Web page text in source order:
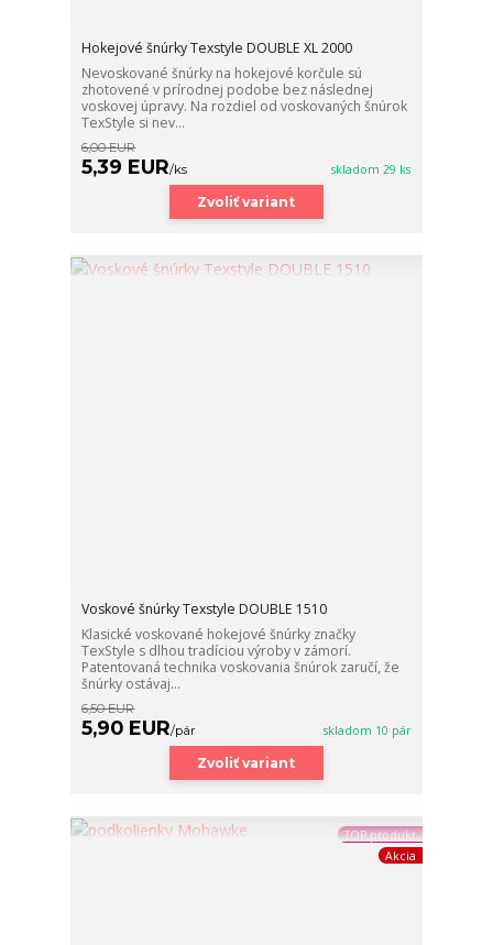
Hokejové šnúrky Texstyle DOUBLE XL 2000
Nevoskované šnúrky na hokejové korčule sú
zhotovené v prírodnej podobe bez následnej
voskovej úpravy. Na rozdiel od voskovaných šnúrok
TexStyle si nev...
6,00 EUR
5,39 EUR/ks skladom 29 ks
Zvoliť variant
Voskové šnúrky Texstyle DOUBLE 1510
Klasické voskované hokejové šnúrky značky
TexStyle s dlhou tradíciou výroby v zámorí.
Patentovaná technika voskovania šnúrok zaručí, že
šnúrky ostávaj...
6,50 EUR
5,90 EUR/pár skladom 10 pár
Zvoliť variant
TOP produkt
Akcia